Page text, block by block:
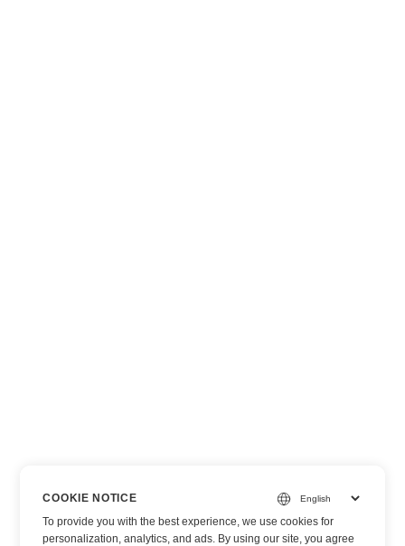
COOKIE NOTICE
To provide you with the best experience, we use cookies for
personalization, analytics, and ads. By using our site, you agree